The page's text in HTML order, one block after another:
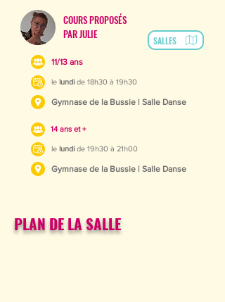
le lundi de 18h30 à 19h30
11/13 ans
SALLES
COURS PROPOSÉS
PAR JULIE
le lundi de 19h30 à 21h00
14 ans et +
Gymnase de la Bussie | Salle Danse
Gymnase de la Bussie | Salle Danse
PLAN DE LA SALLE